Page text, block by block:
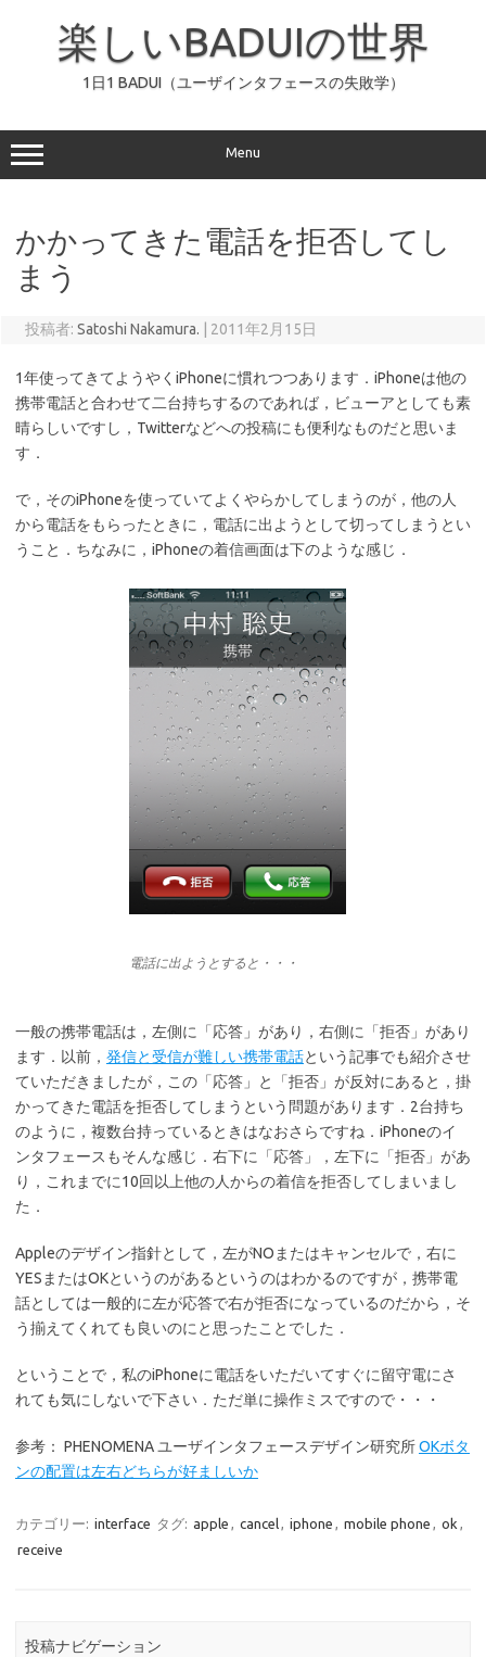
ッ
プ
楽しいBADUIの世界
1日1 BADUI（ユーザインタフェースの失敗学）
Menu
かかってきた電話を拒否してし
まう
投稿者: Satoshi Nakamura. 2011年2月15日
1年使ってきてようやくiPhoneに慣れつつあります．iPhoneは他の
携帯電話と合わせて二台持ちするのであれば，ビューアとしても素
晴らしいですし，Twitterなどへの投稿にも便利なものだと思いま
す．
で，そのiPhoneを使っていてよくやらかしてしまうのが，他の人
から電話をもらったときに，電話に出ようとして切ってしまうとい
うこと．ちなみに，iPhoneの着信画面は下のような感じ．
電話に出ようとすると・・・
一般の携帯電話は，左側に「応答」があり，右側に「拒否」があり
ます．以前， 発信と受信が難しい携帯電話という記事でも紹介させ
ていただきましたが，この「応答」と「拒否」が反対にあると，掛
かってきた電話を拒否してしまうという問題があります．2台持ち
のように，複数台持っているときはなおさらですね．iPhoneのイ
ンタフェースもそんな感じ．右下に「応答」，左下に「拒否」があ
り，これまでに10回以上他の人からの着信を拒否してしまいまし
た．
Appleのデザイン指針として，左がNOまたはキャンセルで，右に
YESまたはOKというのがあるというのはわかるのですが，携帯電
話としては一般的に左が応答で右が拒否になっているのだから，そ
う揃えてくれても良いのにと思ったことでした．
ということで，私のiPhoneに電話をいただいてすぐに留守電にさ
れても気にしないで下さい．ただ単に操作ミスですので・・・
参考： PHENOMENA ユーザインタフェースデザイン研究所OKボタ
ンの配置は左右どちらが好ましいか
カテゴリー: interface タグ: apple , cancel, iphone , mobile phone , ok ,
receive
投稿ナビゲーション